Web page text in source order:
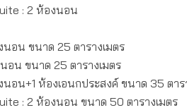
: 2 ห้องนอน
นอน ขนาด 25 ตารางเมตร
อน ขนาด 25 ตารางเมตร
อน+1 ห้องเอนกประสงค์ ขนาด 35 ตาร
: 2 ห้องนอน ขนาด 50 ตารางเมตร